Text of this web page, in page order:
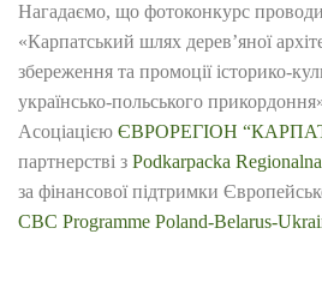
Нагадаємо, що фотоконкурс
«Карпатський шлях дерев’яної
збереження та промоції історико-
українсько-польського
Асоціацією ЄВРОРЕГІОН
партнерстві з Podkarpacka
за фінансової підтримки
CBC Programme Poland-Belarus-